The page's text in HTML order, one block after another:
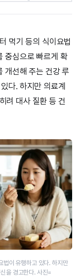
먹기 등의 식이요법
중심으로 빠르게 확
개선해 주는 건강 루
다. 하지만 의료계
려 대사 질환 등 건
법이 유행하고 있다. 하지만
을 경고한다. 사진=